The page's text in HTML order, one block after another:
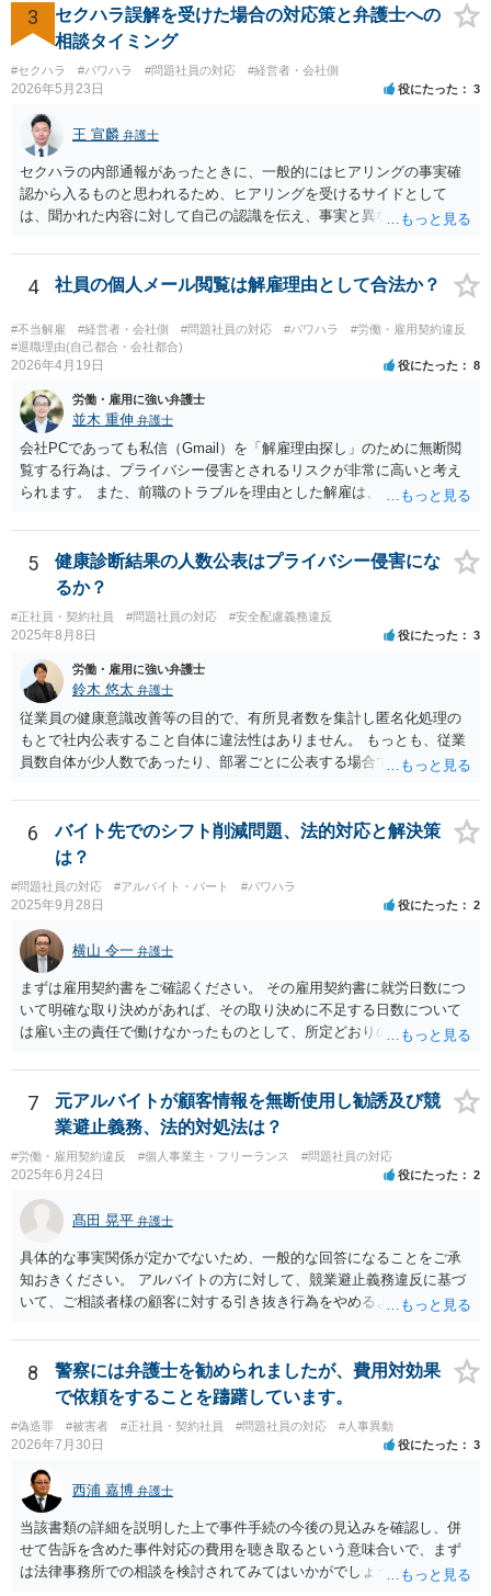
を患ったと主張できるか。 ④：①②③の主張を裏付ける証拠がどの程
度充実しているか。 ⑤：未払残業代等、会社に対して他に請求できそ
うなものはあるか。 ①～③により、パワハラ行為をした本人/会社の両
方に対して損害賠償等を請求できるか否かが変わってきます。 ④によ
り、交渉のみで妥協べきか、訴訟も見据えて徹底的に責任追求できそ
うかを検討することになります。 また、会社に対して他に請求できそ
うなものがあれば（⑤）、パワハラの証拠が多少不足していたとして
も、併せて請求することによって、解決金の増額事由として扱うこと
を検討する余地があります。 具体的なご事情が分からないため、抽象
的な説明にとどまり申し訳ありません。 ただ、パワハラを原因とする
労働トラブルをご自身で対応することは、ご負担が大きいかと存じま
すので、弁護士への相談をお勧めいたします。
3
セクハラ誤解を受けた場合の対応策と弁護士への
相談タイミング
#セクハラ #パワハラ #問題社員の対応 #経営者・会社側
2026年5月23日 役にたった 3
王 宣麟 弁護士
セクハラの内部通報があったときに、一般的にはヒアリングの事実確
認から入るものと思われるため、ヒアリングを受けるサイドとして
は、聞かれた内容に対して自己の認識を伝え、事実と異なることに関
会社側でセクハラの事実があったと認定した場合は、単なる警告・指
導だけでなく、懲戒処分等が行われる可能性もありますので、そのよ
うな不利益な処分が行われたタイミングで弁護士の相談されるのが良
いのではないかと思います。
4 社員の個人メール閲覧は解雇理由として合法か？
#不当解雇 #経営者・会社側 #問題社員の対応 #パワハラ
#労働・雇用契約違反
#退職理由(自己都合・会社都合)
2026年4月19日 役にたった 8
労働・雇用に強い弁護士
並木 重伸 弁護士
会社PCであっても私信（Gmail）を「解雇理由探し」のために無断閲
覧する行為は、プライバシー侵害とされるリスクが非常に高いと考え
られます。 また、前職のトラブルを理由とした解雇は、 採用時に虚偽
メールの内容には触れず、現在の「素行の悪さ」に関する事情を具体
的に記録してください。注意・指導を繰り返しても改善されないとい
うプロセスを積み上げ、段階的に懲戒や退職勧奨を検討するのが安全
な進め方です。
5
健康診断結果の人数公表はプライバシー侵害にな
るか？
#正社員・契約社員 #問題社員の対応 #安全配慮義務違反
2025年8月8日 役にたった 3
労働・雇用に強い弁護士
鈴木 悠太 弁護士
従業員の健康意識改善等の目的で、有所見者数を集計し匿名化処理の
もとで社内公表すること自体に違法性はありません。 もっとも、従業
員数自体が少人数であったり、部署ごとに公表する場合で特定の部署
あり、その場合は違法性を帯びることになります。 少人数部署がある
場合はより大きなグループ（企業全体）単位での公表にする、結果数
をぼかして「約●％」とする等の工夫が、より特定回避に資するかもし
れません。
6
バイト先でのシフト削減問題、法的対応と解決策
は？
#問題社員の対応 #アルバイト・パート #パワハラ
2025年9月28日 役にたった 2
横山 令一 弁護士
まずは雇用契約書をご確認ください。 その雇用契約書に就労日数につ
いて明確な取り決めがあれば、その取り決めに不足する日数について
は雇い主の責任で働けなかったものとして、所定どおりの賃金（民法5
条）を請求できる可能性があります。ただ、自分からシフトの希望日
数を減らした分については難しいでしょう。 特に後者については、違
反した場合は労働基準監督署に申告して雇い主に指導をしてもらう手
続が用意されています（労働基準法104条）。 前者については労働基
準監督署の管轄外ですので、弁護士に請求を依頼したり、裁判所に民
事訴訟や労働審判を申し立てたりする方法を取ることになるでしょ
う。
7
元アルバイトが顧客情報を無断使用し勧誘及び競
業避止義務、法的対処法は？
#労働・雇用契約違反 #個人事業主・フリーランス #問題社員の対応
2025年6月24日 役にたった 2
髙田 晃平 弁護士
具体的な事実関係が定かでないため、一般的な回答になることをご承
知おきください。 アルバイトの方に対して、競業避止義務違反に基づ
いて、ご相談者様の顧客に対する引き抜き行為をやめるように求める
いてネイルサロンを開業していることや、同意なく顧客の電話番号やL
INEアカウント、メールアドレス等を持ち出して勧誘をしていることに
ついては、競業避止義務に違反しているものと考えられます。 もっと
も、正式には退職していないものの、出社もしていないということで
すと、在職中か退職扱いとなるかで争いになり、競業避止義務条項の
有効性が問題になるところであり、損害賠償請求を行うにしても損害
の主張・立証が容易ではないため、労働法を扱う弁護士にご相談され
るのがよいと思われます。
8
警察には弁護士を勧められましたが、費用対効果
で依頼をすることを躊躇しています。
#偽造罪 #被害者 #正社員・契約社員 #問題社員の対応 #人事異動
2026年7月30日 役にたった 3
西浦 嘉博 弁護士
当該書類の詳細を説明した上で事件手続の今後の見込みを確認し、併
せて告訴を含めた事件対応の費用を聴き取るという意味合いで、まず
は法律事務所での相談を検討されてみてはいかがでしょうか。 上記、